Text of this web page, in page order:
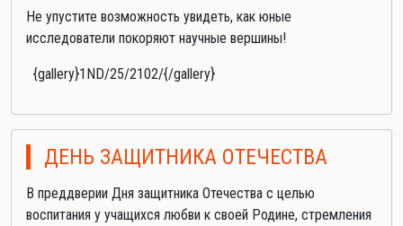
Не упустите возможность увидеть, как юные
исследователи покоряют научные вершины!
{gallery}1ND/25/2102/{/gallery}
ДЕНЬ ЗАЩИТНИКА ОТЕЧЕСТВА
В преддверии Дня защитника Отечества с целью
воспитания у учащихся любви к своей Родине, стремления